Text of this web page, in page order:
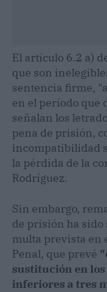
El artículo 6.2 a)
que son
sentencia firme,
en el período que
señalan los
pena de prisión,
incompatibilidad
la pérdida de la
Rodríguez.
Sin embargo,
de prisión ha sido
multa prevista en
Penal, que prevé
sustitución en los
inferiores a tres